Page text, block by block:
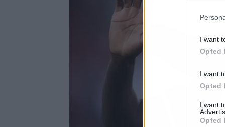
I want
Opted
I want
Opted
I want
Opted